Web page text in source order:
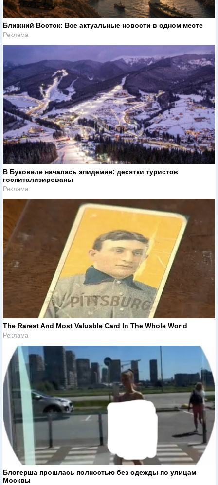
Ближний Восток: Все актуальные новости в одном месте
Реклама
В Буковеле началась эпидемия: десятки туристов
госпитализированы
Реклама
The Rarest And Most Valuable Card In The Whole World
Реклама
Блогерша прошлась полностью без одежды по улицам
Москвы